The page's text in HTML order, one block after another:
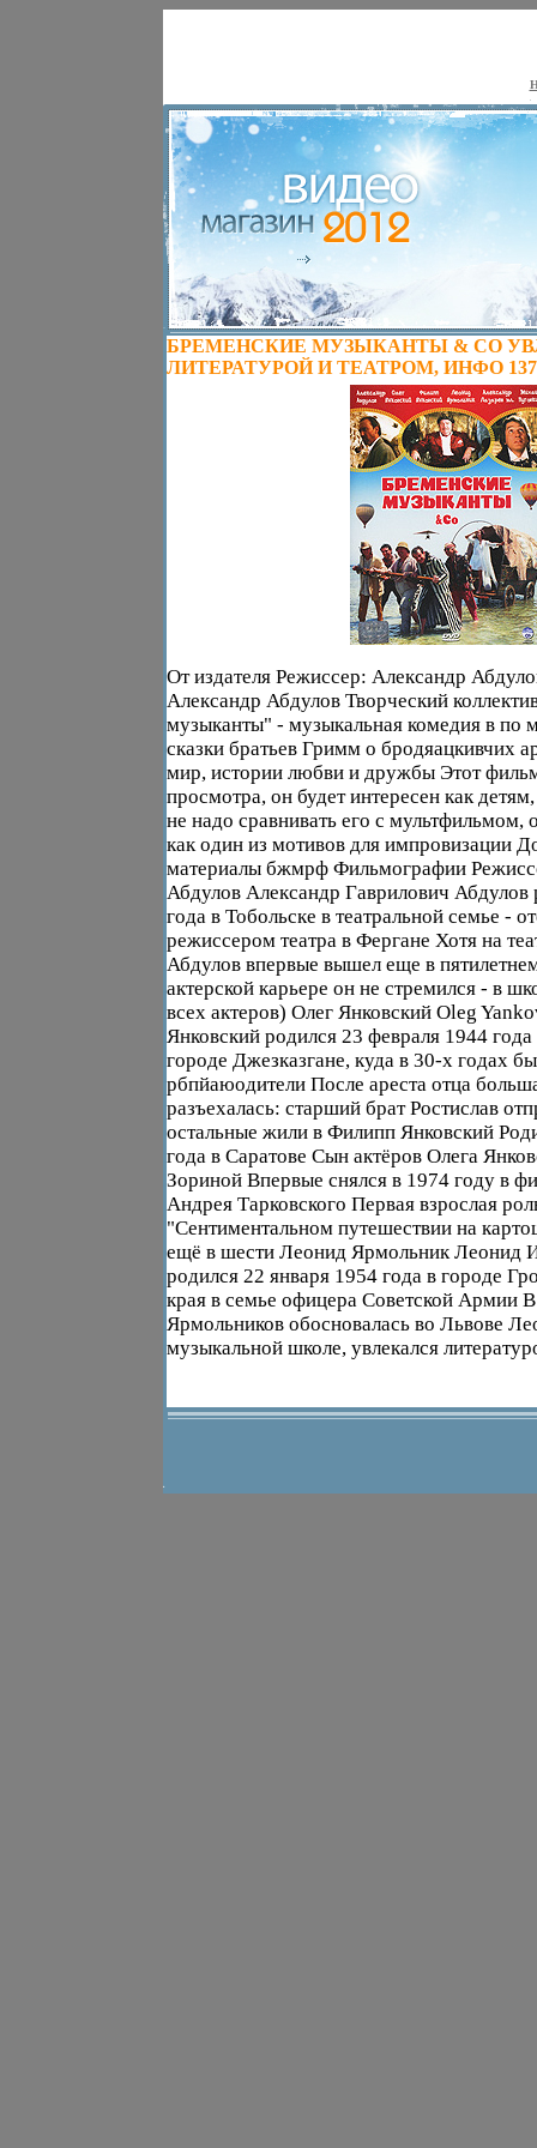
БРЕМЕНСКИЕ МУЗЫКАНТЫ & CO
ЛИТЕРАТУРОЙ И ТЕАТРОМ, ИНФО
От издателя Режиссер: Александр
Александр Абдулов Творческий
музыканты" - музыкальная комедия в по
сказки братьев Гримм о бродяацкивчих
мир, истории любви и дружбы Этот
просмотра, он будет интересен как
не надо сравнивать его с мультфильмом,
как один из мотивов для импровизации
материалы бжмрф Фильмографии
Абдулов Александр Гаврилович Абдулов
года в Тобольске в театральной семье -
режиссером театра в Фергане Хотя на
Абдулов впервые вышел еще в
актерской карьере он не стремился - в
всех актеров) Олег Янковский Oleg
Янковский родился 23 февраля 1944 года
городе Джезказгане, куда в 30-х годах
рбпйаюодители После ареста отца
разъехалась: старший брат Ростислав
остальные жили в Филипп Янковский
года в Саратове Сын актёров Олега
Зориной Впервые снялся в 1974 году в
Андрея Тарковского Первая взрослая
"Сентиментальном путешествии на
ещё в шести Леонид Ярмольник Леонид
родился 22 января 1954 года в городе
края в семье офицера Советской Армии
Ярмольников обосновалась во Львове
музыкальной школе, увлекался